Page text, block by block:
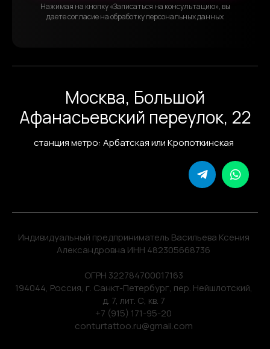
Нажимая на кнопку «Записаться на консультацию», вы
даете согласие на обработку персональных данных
Москва, Большой
Афанасьевский переулок, 22
станция метро: Арбатская или Кропоткинская
Индивидуальный предприниматель Васильева Ксения
Александровна ИНН 482305668736
ОГРН 322784700017163
194044, Россия, г. Санкт-Петербург, пер. Нейшлотский,
д. 7, лит. С, кв. 7
+7 (915) 171-95-20
conturtattoo.ru@gmail.com